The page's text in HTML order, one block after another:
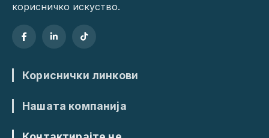
корисничко искуство.
Кориснички линкови
Нашата компанија